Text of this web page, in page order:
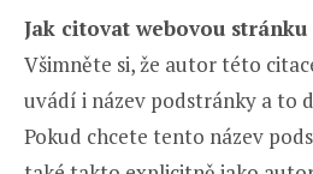
Jak citovat webovou stránku
Všimněte si, že autor této
uvádí i název podstránky a to
Pokud chcete tento název